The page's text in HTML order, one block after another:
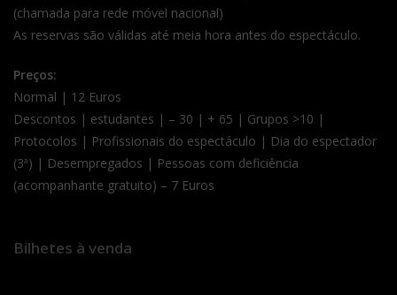
(chamada para rede móvel nacional)
As reservas são válidas até meia hora antes do espectáculo.
Preços:
Normal | 12 Euros
Descontos | estudantes | – 30 | + 65 | Grupos >10 |
Protocolos | Profissionais do espectáculo | Dia do espectador
(3ª) | Desempregados | Pessoas com deficiência
(acompanhante gratuito) – 7 Euros
Bilhetes à venda